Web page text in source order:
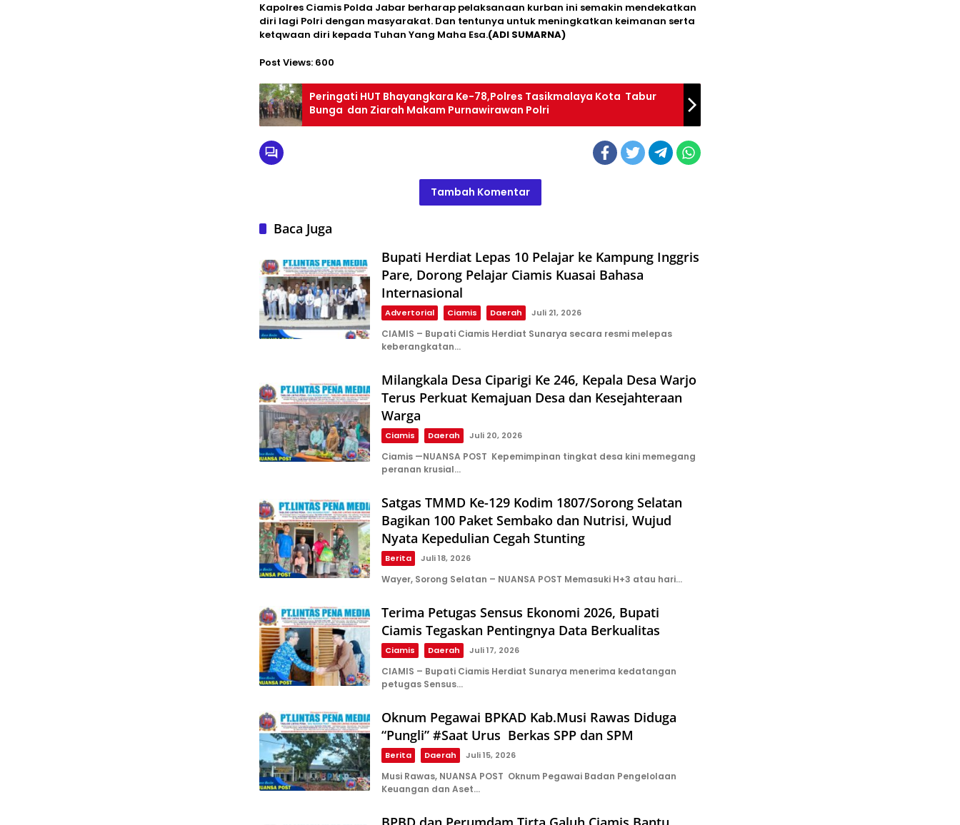
Kapolres Ciamis Polda Jabar berharap pelaksanaan kurban ini semakin mendekatkan
diri lagi Polri dengan masyarakat. Dan tentunya untuk meningkatkan keimanan serta
ketqwaan diri kepada Tuhan Yang Maha Esa.(ADI SUMARNA)
Post Views: 600
Peringati HUT Bhayangkara Ke-78,Polres Tasikmalaya Kota Tabur
Bunga dan Ziarah Makam Purnawirawan Polri
Tambah Komentar
Baca Juga
Bupati Herdiat Lepas 10 Pelajar ke Kampung Inggris
Pare, Dorong Pelajar Ciamis Kuasai Bahasa
Internasional
Advertorial Ciamis Daerah Juli 21, 2026
CIAMIS – Bupati Ciamis Herdiat Sunarya secara resmi melepas
keberangkatan…
Milangkala Desa Ciparigi Ke 246, Kepala Desa Warjo
Terus Perkuat Kemajuan Desa dan Kesejahteraan
Warga
Ciamis Daerah Juli 20, 2026
Ciamis —NUANSA POST Kepemimpinan tingkat desa kini memegang
peranan krusial…
Satgas TMMD Ke-129 Kodim 1807/Sorong Selatan
Bagikan 100 Paket Sembako dan Nutrisi, Wujud
Nyata Kepedulian Cegah Stunting
Berita Juli 18, 2026
Wayer, Sorong Selatan – NUANSA POST Memasuki H+3 atau hari…
Terima Petugas Sensus Ekonomi 2026, Bupati
Ciamis Tegaskan Pentingnya Data Berkualitas
Ciamis Daerah Juli 17, 2026
CIAMIS – Bupati Ciamis Herdiat Sunarya menerima kedatangan
petugas Sensus…
Oknum Pegawai BPKAD Kab.Musi Rawas Diduga
“Pungli” #Saat Urus Berkas SPP dan SPM
Berita Daerah Juli 15, 2026
Musi Rawas, NUANSA POST Oknum Pegawai Badan Pengelolaan
Keuangan dan Aset…